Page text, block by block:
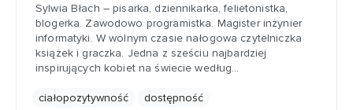
Sylwia Błach – pisarka, dziennikarka, felietonistka,
blogerka. Zawodowo programistka. Magister inżynier
informatyki. W wolnym czasie nałogowa czytelniczka
książek i graczka. Jedna z sześciu najbardziej
inspirujących kobiet na świecie według…
ciałopozytywność dostępność